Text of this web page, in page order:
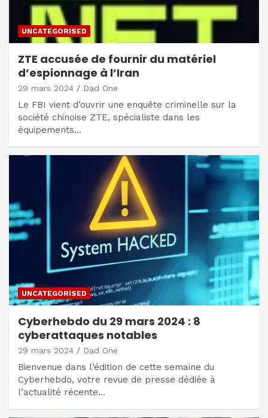
UNCATEGORISED
ZTE accusée de fournir du matériel
d’espionnage à l’Iran
29 mars 2024 Dad One
Le FBI vient d’ouvrir une enquête criminelle sur la
société chinoise ZTE, spécialiste dans les
équipements…
UNCATEGORISED
Cyberhebdo du 29 mars 2024 : 8
cyberattaques notables
29 mars 2024 Dad One
Bienvenue dans l’édition de cette semaine du
Cyberhebdo, votre revue de presse dédiée à
l’actualité récente…